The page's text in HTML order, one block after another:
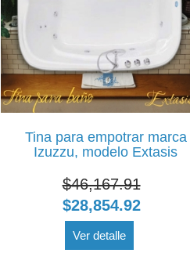
Tina para empotrar marca
Izuzzu, modelo Extasis
$46,167.91
$28,854.92
Ver detalle